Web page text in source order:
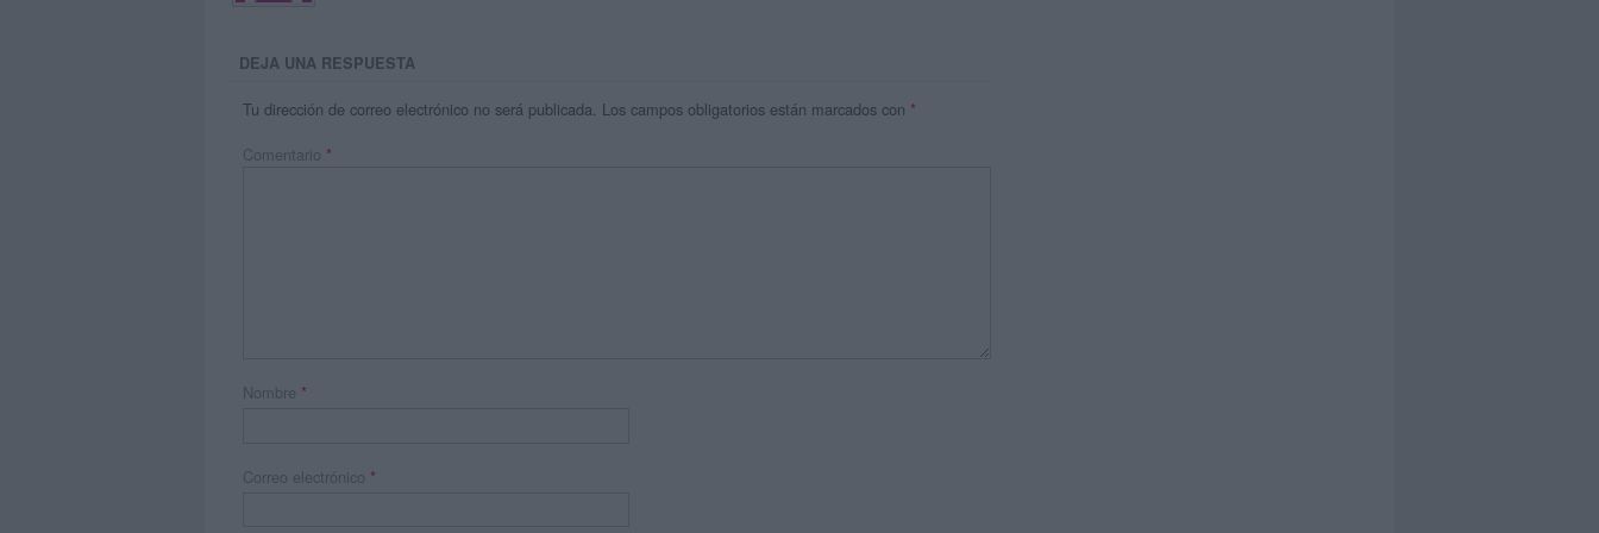
DEJA UNA RESPUESTA
Tu dirección de correo electrónico no será publicada. Los campos obligatorios están marcados con *
Comentario *
Nombre *
Correo electrónico *